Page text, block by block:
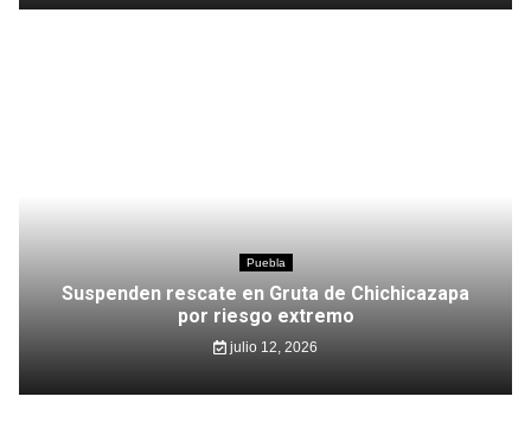
Puebla
Suspenden rescate en Gruta de Chichicazapa
por riesgo extremo
julio 12, 2026